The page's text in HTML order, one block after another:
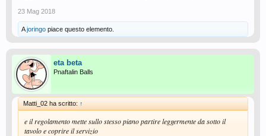
23 Mag 2018
Ajoringo piace questo elemento.
eta beta
Pnaftalin Balls
Matti_02 ha scritto: ↑
e il regolamento mette sullo stesso piano partire leggermente da sotto il
tavolo e coprire il servizio